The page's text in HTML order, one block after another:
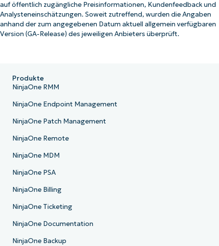
auf öffentlich zugängliche Preisinformationen, Kundenfeedback und
Analysteneinschätzungen. Soweit zutreffend, wurden die Angaben
anhand der zum angegebenen Datum aktuell allgemein verfügbaren
Version (GA-Release) des jeweiligen Anbieters überprüft.
Produkte
NinjaOne RMM
NinjaOne Endpoint Management
NinjaOne Patch Management
NinjaOne Remote
NinjaOne MDM
NinjaOne PSA
NinjaOne Billing
NinjaOne Ticketing
NinjaOne Documentation
NinjaOne Backup